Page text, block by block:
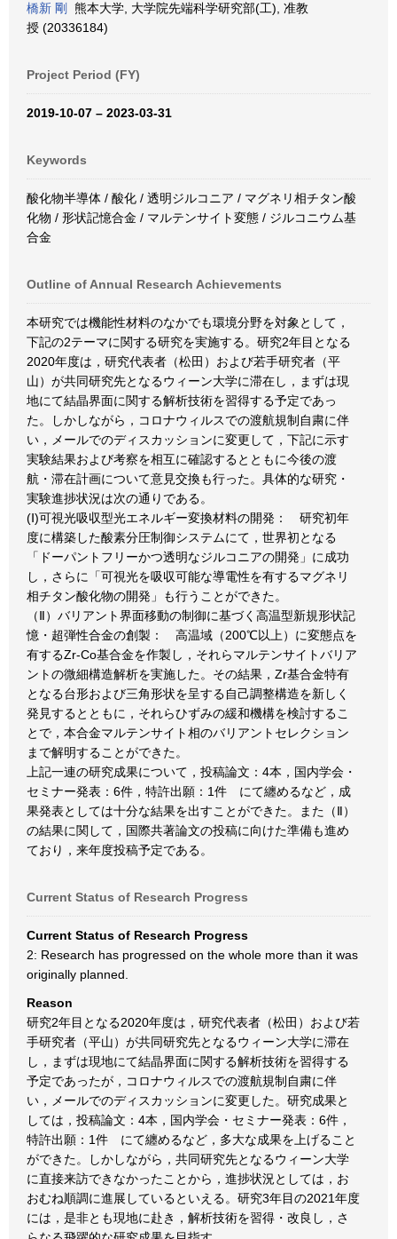
橋新 剛
熊本大学, 大学院先端科学研究部(工), 准教
授 (20336184)
Project Period (FY)
2019-10-07 – 2023-03-31
Keywords
酸化物半導体 / 酸化 / 透明ジルコニア / マグネリ相チタン酸
化物 / 形状記憶合金 / マルテンサイト変態 / ジルコニウム基
合金
Outline of Annual Research Achievements
本研究では機能性材料のなかでも環境分野を対象として，
下記の2テーマに関する研究を実施する。研究2年目となる
2020年度は，研究代表者（松田）および若手研究者（平
山）が共同研究先となるウィーン大学に滞在し，まずは現
地にて結晶界面に関する解析技術を習得する予定であっ
た。しかしながら，コロナウィルスでの渡航規制自粛に伴
い，メールでのディスカッションに変更して，下記に示す
実験結果および考察を相互に確認するとともに今後の渡
航・滞在計画について意見交換も行った。具体的な研究・
実験進捗状況は次の通りである。
(Ⅰ)可視光吸収型光エネルギー変換材料の開発： 研究初年
度に構築した酸素分圧制御システムにて，世界初となる
「ドーパントフリーかつ透明なジルコニアの開発」に成功
し，さらに「可視光を吸収可能な導電性を有するマグネリ
相チタン酸化物の開発」も行うことができた。
（Ⅱ）バリアント界面移動の制御に基づく高温型新規形状記
憶・超弾性合金の創製： 高温域（200℃以上）に変態点を
有するZr-Co基合金を作製し，それらマルテンサイトバリア
ントの微細構造解析を実施した。その結果，Zr基合金特有
となる台形および三角形状を呈する自己調整構造を新しく
発見するとともに，それらひずみの緩和機構を検討するこ
とで，本合金マルテンサイト相のバリアントセレクション
まで解明することができた。
上記一連の研究成果について，投稿論文：4本，国内学会・
セミナー発表：6件，特許出願：1件 にて纏めるなど，成
果発表としては十分な結果を出すことができた。また（Ⅱ）
の結果に関して，国際共著論文の投稿に向けた準備も進め
ており，来年度投稿予定である。
Current Status of Research Progress
Current Status of Research Progress
2: Research has progressed on the whole more than it was
originally planned.
Reason
研究2年目となる2020年度は，研究代表者（松田）および若
手研究者（平山）が共同研究先となるウィーン大学に滞在
し，まずは現地にて結晶界面に関する解析技術を習得する
予定であったが，コロナウィルスでの渡航規制自粛に伴
い，メールでのディスカッションに変更した。研究成果と
しては，投稿論文：4本，国内学会・セミナー発表：6件，
特許出願：1件 にて纏めるなど，多大な成果を上げること
ができた。しかしながら，共同研究先となるウィーン大学
に直接来訪できなかったことから，進捗状況としては，お
おむね順調に進展しているといえる。研究3年目の2021年度
には，是非とも現地に赴き，解析技術を習得・改良し，さ